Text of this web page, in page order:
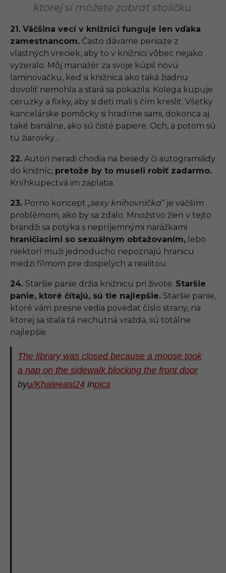
ktorej si môžete zobrať stoličku.
21. Väčšina vecí v knižnici funguje len vďaka
zamestnancom. Často dávame peniaze z
vlastných vreciek, aby to v knižnici vôbec nejako
vyzeralo. Môj manažér za svoje kúpil novú
laminovačku, keď si knižnica ako taká žiadnu
dovoliť nemohla a stará sa pokazila. Kolega kupuje
ceruzky a fixky, aby si deti mali s čím kresliť. Všetky
kancelárske pomôcky si hradíme sami, dokonca aj
také banálne, ako sú čisté papiere. Och, a potom sú
tu žiarovky…
22. Autori neradi chodia na besedy či autogramiády
do knižníc, pretože by to museli robiť zadarmo.
Kníhkupectvá im zaplatia.
23. Porno koncept „sexy knihovníčka“je väčším
problémom, ako by sa zdalo. Množstvo žien v tejto
brandži sa potýka s nepríjemnými narážkami
hraničiacimi so sexuálnym obťažovaním, lebo
niektorí muži jednoducho nepoznajú hranicu
medzi filmom pre dospelých a realitou.
24. Staršie panie držia knižnicu pri živote. Staršie
panie, ktoré čítajú, sú tie najlepšie. Staršie panie,
ktoré vám presne vedia povedať číslo strany, na
ktorej sa stala tá nechutná vražda, sú totálne
najlepšie.
The library was closed because a moose took
a nap on the sidewalk blocking the front door
byu/Khaleeasi24 inpics